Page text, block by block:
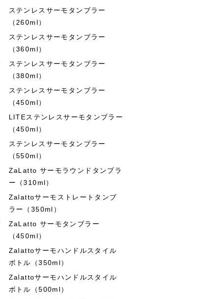
ステンレスサーモタンブラー
（260ml）
ステンレスサーモタンブラー
（360ml）
ステンレスサーモタンブラー
（380ml）
ステンレスサーモタンブラー
（450ml）
LITEステンレスサーモタンブラー
（450ml）
ステンレスサーモタンブラー
（550ml）
ZaLatto サーモラウンドタンブラ
ー（310ml）
Zalattoサーモストレートタンブ
ラー（350ml）
ZaLatto サーモタンブラー
（450ml）
Zalattoサーモハンドルスタイル
ボトル（350ml）
Zalattoサーモハンドルスタイル
ボトル（500ml）